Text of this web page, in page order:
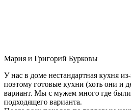
Мария и Григорий Бурковы
У нас в доме нестандартная кухня
поэтому готовые кухни (хоть они и
вариант. Мы с мужем много где
подходящего варианта.